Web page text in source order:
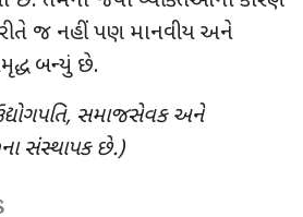
જ નહીં પણ માનવીય અને
બન્યું છે.
સમાજસેવક અને
સંસ્થાપક છે.)